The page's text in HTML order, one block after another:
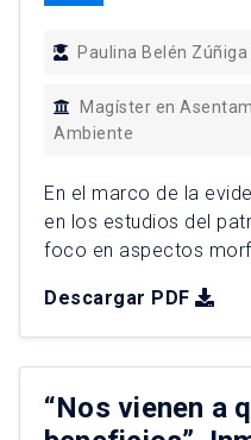
Paulina Belén
Magíster en
Ambiente
En el marco de la
en los estudios del
foco en aspectos
considerar su
investigación tiene
qué manera las
inmateriales
Descargar PDF
“Nos vienen a